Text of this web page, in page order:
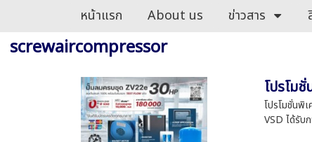
หน้าแรก About us ข่าวสาร
screwaircompressor
โปรโม
โปรโมชั่นพิ
VSD ได้รับ